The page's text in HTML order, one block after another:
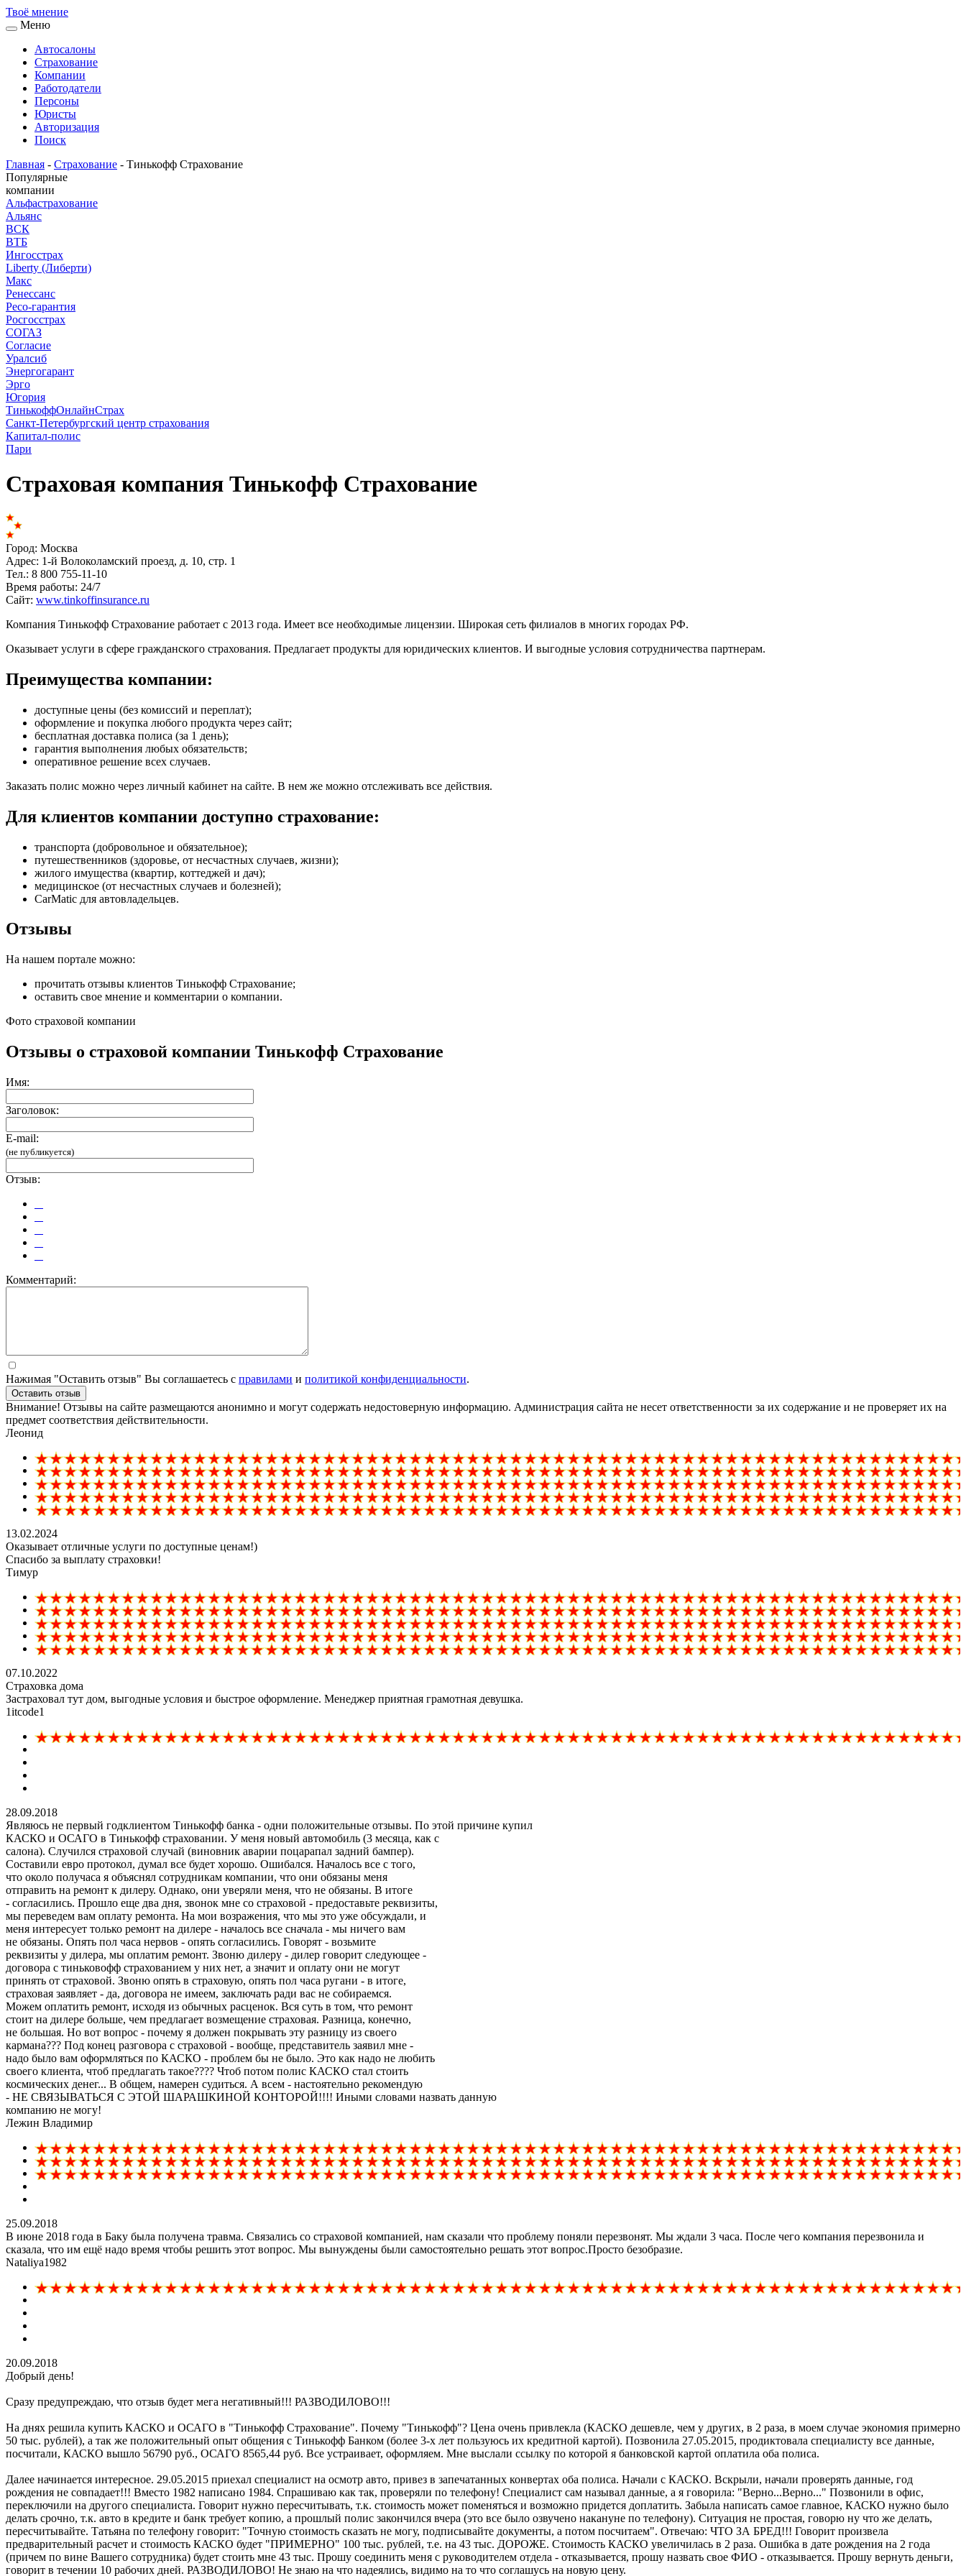
Твоё мнение
Меню
Автосалоны
Страхование
Компании
Работодатели
Персоны
Юристы
Авторизация
Поиск
Главная - Страхование - Тинькофф Страхование
Популярные
компании
Альфастрахование
Альянс
ВСК
ВТБ
Ингосстрах
Liberty (Либерти)
Макс
Ренессанс
Ресо-гарантия
Росгосстрах
СОГАЗ
Согласие
Уралсиб
Энергогарант
Эрго
Югория
ТинькоффОнлайнСтрах
Санкт-Петербургский центр страхования
Капитал-полис
Пари
Страховая компания Тинькофф Страхование
Город: Москва
Адрес: 1-й Волоколамский проезд, д. 10, стр. 1
Тел.: 8 800 755-11-10
Время работы: 24/7
Сайт: www.tinkoffinsurance.ru
Компания Тинькофф Страхование работает с 2013 года. Имеет все необходимые лицензии. Широкая сеть филиалов в многих городах РФ.
Оказывает услуги в сфере гражданского страхования. Предлагает продукты для юридических клиентов. И выгодные условия сотрудничества партнерам.
Преимущества компании:
доступные цены (без комиссий и переплат);
оформление и покупка любого продукта через сайт;
бесплатная доставка полиса (за 1 день);
гарантия выполнения любых обязательств;
оперативное решение всех случаев.
Заказать полис можно через личный кабинет на сайте. В нем же можно отслеживать все действия.
Для клиентов компании доступно страхование:
транспорта (добровольное и обязательное);
путешественников (здоровье, от несчастных случаев, жизни);
жилого имущества (квартир, коттеджей и дач);
медицинское (от несчастных случаев и болезней);
CarMatic для автовладельцев.
Отзывы
На нашем портале можно:
прочитать отзывы клиентов Тинькофф Страхование;
оставить свое мнение и комментарии о компании.
Фото страховой компании
Отзывы о страховой компании Тинькофф Страхование
Имя:
Заголовок:
E-mail:
(не публикуется)
Отзыв:
Комментарий:
Нажимая "Оставить отзыв" Вы соглашаетесь с правилами и политикой конфиденциальности.
Оставить отзыв
Внимание! Отзывы на сайте размещаются анонимно и могут содержать недостоверную информацию. Администрация сайта не несет ответственности за их содержание и не проверяет их на
предмет соответствия действительности.
Леонид
13.02.2024
Оказывает отличные услуги по доступные ценам!)
Спасибо за выплату страховки!
Тимур
07.10.2022
Страховка дома
Застраховал тут дом, выгодные условия и быстрое оформление. Менеджер приятная грамотная девушка.
1itcode1
28.09.2018
Являюсь не первый годклиентом Тинькофф банка - одни положительные отзывы. По этой причине купил
КАСКО и ОСАГО в Тинькофф страховании. У меня новый автомобиль (3 месяца, как с
салона). Случился страховой случай (виновник аварии поцарапал задний бампер).
Составили евро протокол, думал все будет хорошо. Ошибался. Началось все с того,
что около получаса я объяснял сотрудникам компании, что они обязаны меня
отправить на ремонт к дилеру. Однако, они уверяли меня, что не обязаны. В итоге
- согласились. Прошло еще два дня, звонок мне со страховой - предоставьте реквизиты,
мы переведем вам оплату ремонта. На мои возражения, что мы это уже обсуждали, и
меня интересует только ремонт на дилере - началось все сначала - мы ничего вам
не обязаны. Опять пол часа нервов - опять согласились. Говорят - возьмите
реквизиты у дилера, мы оплатим ремонт. Звоню дилеру - дилер говорит следующее -
договора с тиньковофф страхованием у них нет, а значит и оплату они не могут
принять от страховой. Звоню опять в страховую, опять пол часа ругани - в итоге,
страховая заявляет - да, договора не имеем, заключать ради вас не собираемся.
Можем оплатить ремонт, исходя из обычных расценок. Вся суть в том, что ремонт
стоит на дилере больше, чем предлагает возмещение страховая. Разница, конечно,
не большая. Но вот вопрос - почему я должен покрывать эту разницу из своего
кармана??? Под конец разговора с страховой - вообще, представитель заявил мне -
надо было вам оформляться по КАСКО - проблем бы не было. Это как надо не любить
своего клиента, чтоб предлагать такое???? Чтоб потом полис КАСКО стал стоить
космических денег... В общем, намерен судиться. А всем - настоятельно рекомендую
- НЕ СВЯЗЫВАТЬСЯ С ЭТОЙ ШАРАШКИНОЙ КОНТОРОЙ!!!! Иными словами назвать данную
компанию не могу!
Лежин Владимир
25.09.2018
В июне 2018 года в Баку была получена травма. Связались со страховой компанией, нам сказали что проблему поняли перезвонят. Мы ждали 3 часа. После чего компания перезвонила и
сказала, что им ещё надо время чтобы решить этот вопрос. Мы вынуждены были самостоятельно решать этот вопрос.Просто безобразие.
Nataliya1982
20.09.2018
Добрый день!
Сразу предупреждаю, что отзыв будет мега негативный!!! РАЗВОДИЛОВО!!!
На днях решила купить КАСКО и ОСАГО в "Тинькофф Страхование". Почему "Тинькофф"? Цена очень привлекла (КАСКО дешевле, чем у других, в 2 раза, в моем случае экономия примерно
50 тыс. рублей), а так же положительный опыт общения с Тинькофф Банком (более 3-х лет пользуюсь их кредитной картой). Позвонила 27.05.2015, продиктовала специалисту все данные,
посчитали, КАСКО вышло 56790 руб., ОСАГО 8565,44 руб. Все устраивает, оформляем. Мне выслали ссылку по которой я банковской картой оплатила оба полиса.
Далее начинается интересное. 29.05.2015 приехал специалист на осмотр авто, привез в запечатанных конвертах оба полиса. Начали с КАСКО. Вскрыли, начали проверять данные, год
рождения не совпадает!!! Вместо 1982 написано 1984. Спрашиваю как так, проверяли по телефону! Специалист сам называл данные, а я говорила: "Верно...Верно..." Позвонили в офис,
переключили на другого специалиста. Говорит нужно пересчитывать, т.к. стоимость может поменяться и возможно придется доплатить. Забыла написать самое главное, КАСКО нужно было
делать срочно, т.к. авто в кредите и банк требует копию, а прошлый полис закончился вчера (это все было озвучено накануне по телефону). Ситуация не простая, говорю ну что же делать,
пересчитывайте. Татьяна по телефону говорит: "Точную стоимость сказать не могу, подписывайте документы, а потом посчитаем". Отвечаю: ЧТО ЗА БРЕД!!! Говорит произвела
предварительный расчет и стоимость КАСКО будет "ПРИМЕРНО" 100 тыс. рублей, т.е. на 43 тыс. ДОРОЖЕ. Стоимость КАСКО увеличилась в 2 раза. Ошибка в дате рождения на 2 года
(причем по вине Вашего сотрудника) будет стоить мне 43 тыс. Прошу соединить меня с руководителем отдела - отказывается, прошу назвать свое ФИО - отказывается. Прошу вернуть деньги,
говорит в течении 10 рабочих дней. РАЗВОДИЛОВО! Не знаю на что надеялись, видимо на то что соглашусь на новую цену.